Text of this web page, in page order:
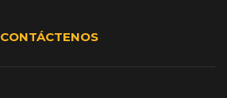
CONTÁCTENOS